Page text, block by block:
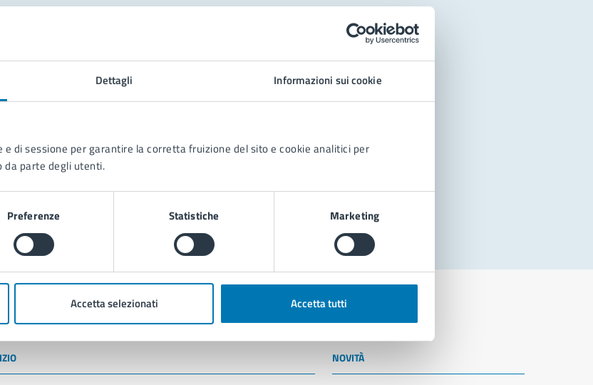
Dettagli Informazioni sui cookie
di sessione per garantire la corretta fruizione del sito e cookie analitici per
da parte degli utenti.
Preferenze Statistiche Marketing
Accetta selezionati Accetta tutti
città
NOVITÀ